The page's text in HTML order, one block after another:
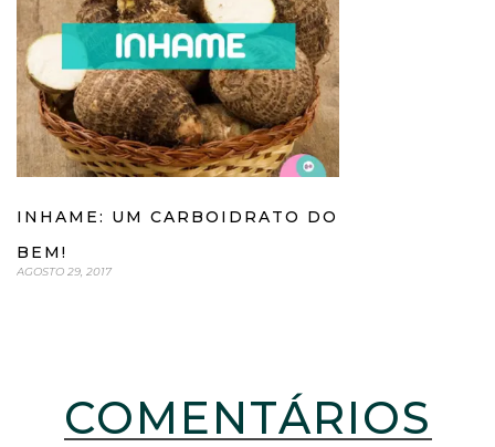
INHAME: UM CARBOIDRATO DO
BEM!
AGOSTO 29, 2017
COMENTÁRIOS